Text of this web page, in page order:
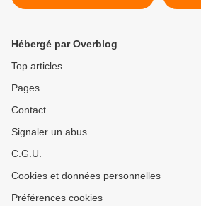
bêtes
Hébergé par Overblog
Top articles
Pages
Contact
Signaler un abus
C.G.U.
Cookies et données personnelles
Préférences cookies